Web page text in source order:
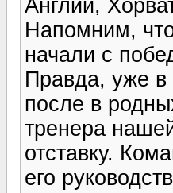
Англии,
Напомним,
начали с
Правда, уже в
после в
тренера
отставку.
его